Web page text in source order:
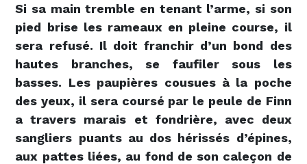
Si sa main tremble en tenant l’arme, si son
pied brise les rameaux en pleine course, il
sera refusé. Il doit franchir d’un bond des
hautes branches, se faufiler sous les
basses. Les paupières cousues à la poche
des yeux, il sera coursé par le peule de Finn
a travers marais et fondrière, avec deux
sangliers puants au dos hérissés d’épines,
aux pattes liées, au fond de son caleçon de